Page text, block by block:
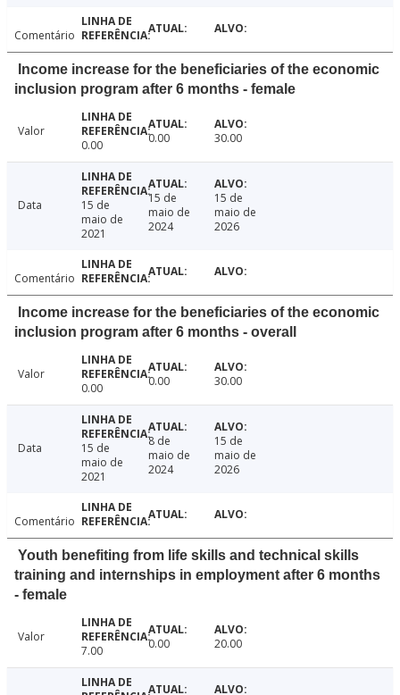
Comentário
Income increase for the beneficiaries of the economic
inclusion program after 6 months - female
Valor
0.00
0.00 30.00
Data
15 de
maio de
2021
15 de
maio de
2024
15 de
maio de
2026
Comentário
Income increase for the beneficiaries of the economic
inclusion program after 6 months - overall
Valor
0.00
0.00 30.00
Data
15 de
maio de
2021
8 de
maio de
2024
15 de
maio de
2026
Comentário
Youth benefiting from life skills and technical skills
training and internships in employment after 6 months
- female
Valor
7.00
0.00 20.00